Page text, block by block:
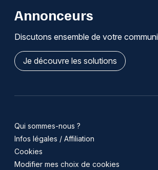
Annonceurs
Discutons ensemble de votre
Je découvre les solutions
Qui sommes-nous ?
Infos légales / Affiliation
Cookies
Modifier mes choix de cookies